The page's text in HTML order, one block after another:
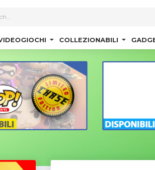
COLLEZIONABILI